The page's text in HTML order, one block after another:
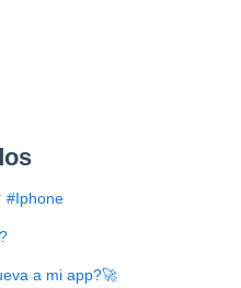
#Iphone
a mi app?🚀